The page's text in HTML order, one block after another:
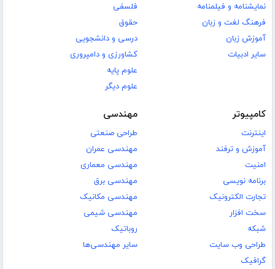
نمایشنامه و فیلمنامه
فرهنگ لغت و زبان
آموزش زبان
سایر ادبیات
فلسفی
حقوق
درسی و دانشجویی
کشاورزی و دامپروری
علوم پایه
علوم دیگر
کامپیوتر
اینترنت
آموزش و ترفند
امنیت
برنامه نویسی
تجارت الکترونیک
سخت افزار
شبکه
طراحی وب سایت
گرافیک
مهندسی
طراحی صنعتی
مهندسی عمران
مهندسی معماری
مهندسی برق
مهندسی مکانیک
مهندسی شیمی
روباتیک
سایر مهندسی‌ها